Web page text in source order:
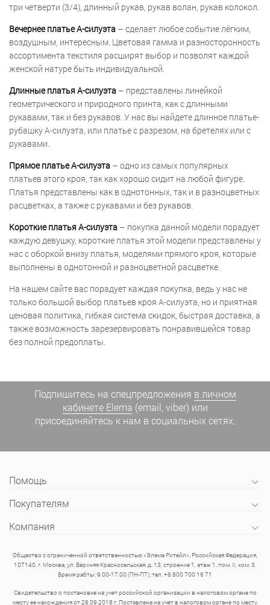
три четверти (3/4), длинный рукав, рукав волан, рукав колокол.
Вечернее платье А-силуэта – сделает любое событие лёгким,
воздушным, интересным. Цветовая гамма и разносторонность
ассортимента текстиля расширят выбор и позволят каждой
женской натуре быть индивидуальной.
Длинные платья А-силуэта – представлены линейкой
геометрического и природного принта, как с длинными
рукавами, так и без рукавов. У нас вы найдете длинное платье-
рубашку А-силуэта, или платье с разрезом, на бретелях или с
рукавами.
Прямое платье А-силуэта – одно из самых популярных
платьев этого кроя, так как хорошо сидит на любой фигуре.
Платья представлены как в однотонных, так и в разноцветных
расцветках, а также с рукавами и без рукавов.
Короткие платья А-силуэта – покупка данной модели порадует
каждую девушку, короткие платья этой модели представлены у
нас с оборкой внизу платья, моделями прямого кроя, которые
выполнены в однотонной и разноцветной расцветке.
На нашем сайте вас порадует каждая покупка, ведь у нас не
только большой выбор платьев кроя А-силуэта, но и приятная
ценовая политика, гибкая система скидок, быстрая доставка, а
также возможность зарезервировать понравившейся товар
без полной предоплаты.
Подпишитесь на спецпредложения в личном
кабинете Elema (email, viber) или
присоединяйтесь к нам в социальных сетях.
Помощь
Покупателям
Компания
Общество с ограниченной ответственностью «Элема Ритейл», Российская Федерация,
107140, г. Москва, ул. Верхняя Красносельская, д. 13, строение 1, этаж 1, пом. II, ком. 3.
Время рабты: 9.00-17.00 (ПН-ПТ); тел. +8 800 700 16 71
Свидетельство о постановке на учет российской организации в налоговом органе по
месту ее нахождения от 28.09.2018 г. Поставлена на учет в налоговом органе по месту